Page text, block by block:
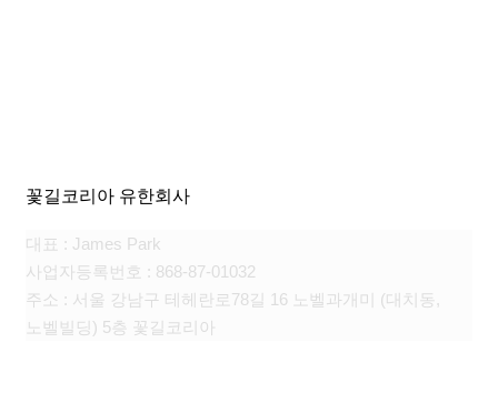
꽃길코리아 유한회사
대표 : James Park
사업자등록번호 : 868-87-01032
주소 : 서울 강남구 테헤란로78길 16 노벨과개미 (대치동,
노벨빌딩) 5층 꽃길코리아